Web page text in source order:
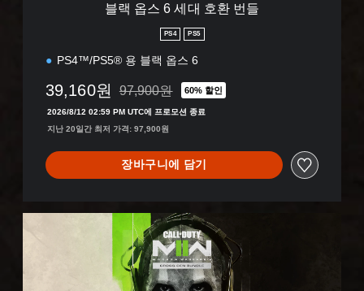
블랙 옵스 6 세대 호환 번들
PS4 PS5
PS4™/PS5® 용 블랙 옵스 6
39,160원 97,900원의 원래 가격에서 할인됨
97,900원 60% 할인
2026/8/12 02:59 PM UTC에 프로모션 종료
지난 20일간 최저 가격: 97,900원
장바구니에 담기